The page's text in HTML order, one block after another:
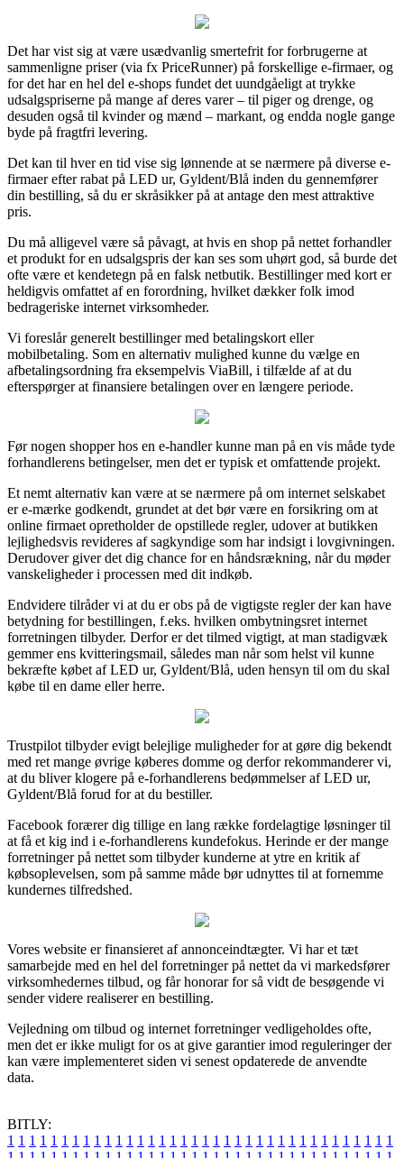
Det har vist sig at være usædvanlig smertefrit for forbrugerne at
sammenligne priser (via fx PriceRunner) på forskellige e-firmaer, og
for det har en hel del e-shops fundet det uundgåeligt at trykke
udsalgspriserne på mange af deres varer – til piger og drenge, og
desuden også til kvinder og mænd – markant, og endda nogle gange
byde på fragtfri levering.
Det kan til hver en tid vise sig lønnende at se nærmere på diverse e-
firmaer efter rabat på LED ur, Gyldent/Blå inden du gennemfører
din bestilling, så du er skråsikker på at antage den mest attraktive
pris.
Du må alligevel være så påvagt, at hvis en shop på nettet forhandler
et produkt for en udsalgspris der kan ses som uhørt god, så burde det
ofte være et kendetegn på en falsk netbutik. Bestillinger med kort er
heldigvis omfattet af en forordning, hvilket dækker folk imod
bedrageriske internet virksomheder.
Vi foreslår generelt bestillinger med betalingskort eller
mobilbetaling. Som en alternativ mulighed kunne du vælge en
afbetalingsordning fra eksempelvis ViaBill, i tilfælde af at du
efterspørger at finansiere betalingen over en længere periode.
Før nogen shopper hos en e-handler kunne man på en vis måde tyde
forhandlerens betingelser, men det er typisk et omfattende projekt.
Et nemt alternativ kan være at se nærmere på om internet selskabet
er e-mærke godkendt, grundet at det bør være en forsikring om at
online firmaet opretholder de opstillede regler, udover at butikken
lejlighedsvis revideres af sagkyndige som har indsigt i lovgivningen.
Derudover giver det dig chance for en håndsrækning, når du møder
vanskeligheder i processen med dit indkøb.
Endvidere tilråder vi at du er obs på de vigtigste regler der kan have
betydning for bestillingen, f.eks. hvilken ombytningsret internet
forretningen tilbyder. Derfor er det tilmed vigtigt, at man stadigvæk
gemmer ens kvitteringsmail, således man når som helst vil kunne
bekræfte købet af LED ur, Gyldent/Blå, uden hensyn til om du skal
købe til en dame eller herre.
Trustpilot tilbyder evigt belejlige muligheder for at gøre dig bekendt
med ret mange øvrige køberes domme og derfor rekommanderer vi,
at du bliver klogere på e-forhandlerens bedømmelser af LED ur,
Gyldent/Blå forud for at du bestiller.
Facebook forærer dig tillige en lang række fordelagtige løsninger til
at få et kig ind i e-forhandlerens kundefokus. Herinde er der mange
forretninger på nettet som tilbyder kunderne at ytre en kritik af
købsoplevelsen, som på samme måde bør udnyttes til at fornemme
kundernes tilfredshed.
Vores website er finansieret af annonceindtægter. Vi har et tæt
samarbejde med en hel del forretninger på nettet da vi markedsfører
virksomhedernes tilbud, og får honorar for så vidt de besøgende vi
sender videre realiserer en bestilling.
Vejledning om tilbud og internet forretninger vedligeholdes ofte,
men det er ikke muligt for os at give garantier imod reguleringer der
kan være implementeret siden vi senest opdaterede de anvendte
data.
BITLY:
1 1 1 1 1 1 1 1 1 1 1 1 1 1 1 1 1 1 1 1 1 1 1 1 1 1 1 1 1 1 1 1 1 1 1 1